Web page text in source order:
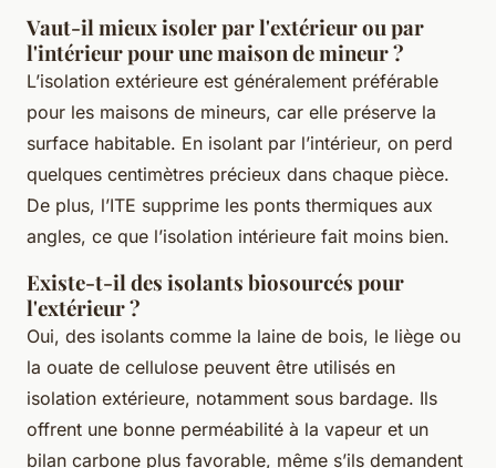
Vaut-il mieux isoler par l'extérieur ou par
l'intérieur pour une maison de mineur ?
L’isolation extérieure est généralement préférable
pour les maisons de mineurs, car elle préserve la
surface habitable. En isolant par l’intérieur, on perd
quelques centimètres précieux dans chaque pièce.
De plus, l’ITE supprime les ponts thermiques aux
angles, ce que l’isolation intérieure fait moins bien.
Existe-t-il des isolants biosourcés pour
l'extérieur ?
Oui, des isolants comme la laine de bois, le liège ou
la ouate de cellulose peuvent être utilisés en
isolation extérieure, notamment sous bardage. Ils
offrent une bonne perméabilité à la vapeur et un
bilan carbone plus favorable, même s’ils demandent